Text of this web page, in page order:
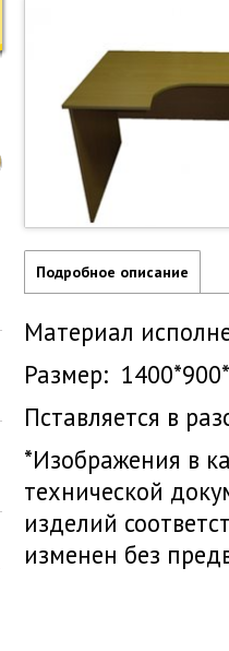
Подробное описание
Материал
Размер:
Пставляется в
*Изображения в
технической
изделий
изменен без